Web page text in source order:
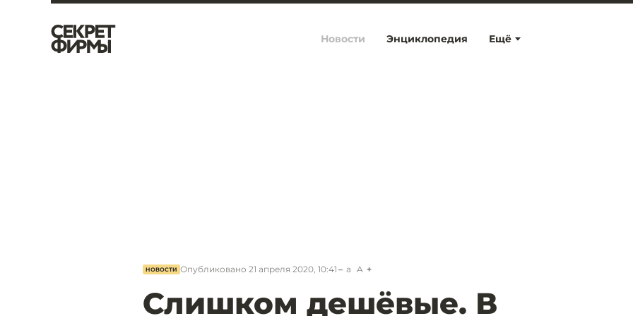
Ещё
Новости Энциклопедия
НОВОСТИ Опубликовано 21 апреля 2020, 10:41 a A
Слишком дешёвые. В